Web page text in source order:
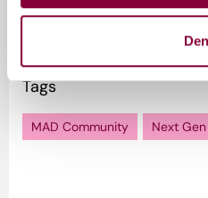
Leeshiermeer over MAD
Tags
MAD Community Next Gen